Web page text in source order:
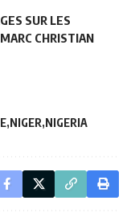
SUR LES
CHRISTIAN
NIGER NIGERIA